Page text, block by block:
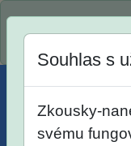
Souhlas s
Zkousky-
svému